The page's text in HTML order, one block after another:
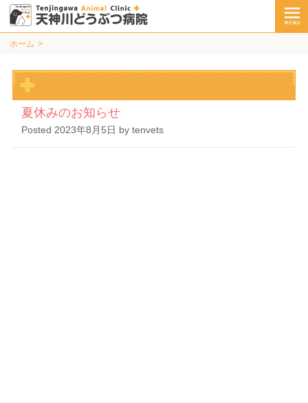
ホーム
夏休みのお知らせ
Posted 2023年8月5日 by tenvets